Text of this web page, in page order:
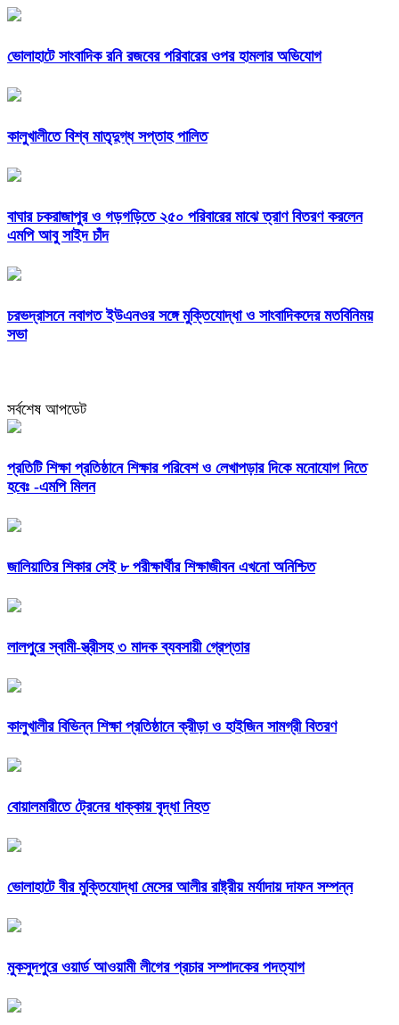
ভোলাহাটে সাংবাদিক রনি রজবের পরিবারের ওপর হামলার অভিযোগ
কালুখালীতে বিশ্ব মাতৃদুগ্ধ সপ্তাহ পালিত
বাঘার চকরাজাপুর ও গড়গড়িতে ২৫০ পরিবারের মাঝে ত্রাণ বিতরণ করলেন
এমপি আবু সাইদ চাঁদ
চরভদ্রাসনে নবাগত ইউএনওর সঙ্গে মুক্তিযোদ্ধা ও সাংবাদিকদের মতবিনিময়
সভা
সর্বশেষ আপডেট
প্রতিটি শিক্ষা প্রতিষ্ঠানে শিক্ষার পরিবেশ ও লেখাপড়ার দিকে মনোযোগ দিতে
হবেঃ -এমপি মিলন
জালিয়াতির শিকার সেই ৮ পরীক্ষার্থীর শিক্ষাজীবন এখনো অনিশ্চিত
লালপুরে স্বামী-স্ত্রীসহ ৩ মাদক ব্যবসায়ী গ্রেপ্তার
কালুখালীর বিভিন্ন শিক্ষা প্রতিষ্ঠানে ক্রীড়া ও হাইজিন সামগ্রী বিতরণ
বোয়ালমারীতে ট্রেনের ধাক্কায় বৃদ্ধা নিহত
ভোলাহাটে বীর মুক্তিযোদ্ধা মেসের আলীর রাষ্ট্রীয় মর্যাদায় দাফন সম্পন্ন
মুকসুদপুরে ওয়ার্ড আওয়ামী লীগের প্রচার সম্পাদকের পদত্যাগ